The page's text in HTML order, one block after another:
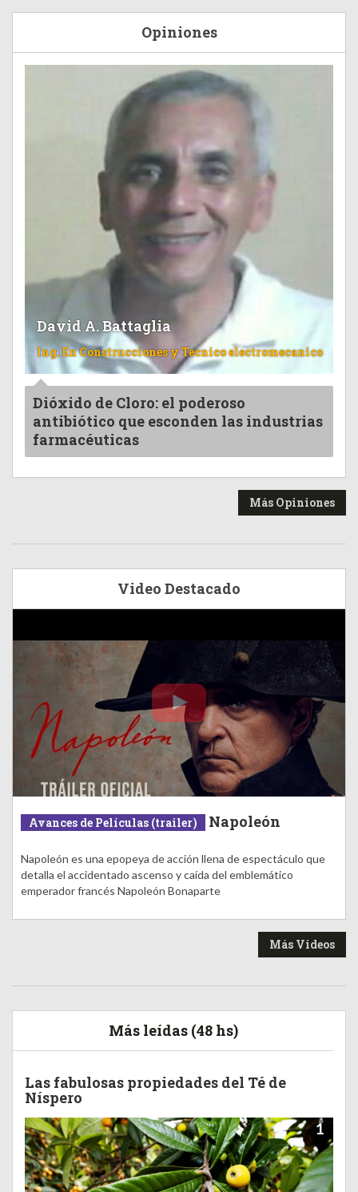
Opiniones
David A. Battaglia
Ing. En Construcciones y Tecnico electromecanico
Dióxido de Cloro: el poderoso
antibiótico que esconden las industrias
farmacéuticas
Más Opiniones
Video Destacado
Avances de Películas (trailer) Napoleón
Napoleón es una epopeya de acción llena de espectáculo que
detalla el accidentado ascenso y caída del emblemático
emperador francés Napoleón Bonaparte
Más Videos
Más leídas (48 hs)
Las fabulosas propiedades del Té de
Níspero
1